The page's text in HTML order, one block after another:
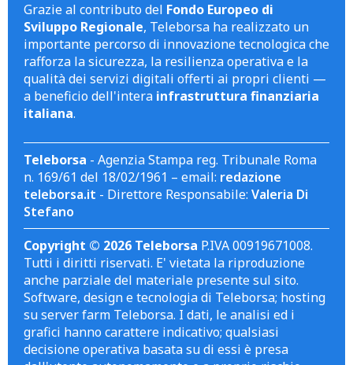
Grazie al contributo del Fondo Europeo di
Sviluppo Regionale, Teleborsa ha realizzato un
importante percorso di innovazione tecnologica che
rafforza la sicurezza, la resilienza operativa e la
qualità dei servizi digitali offerti ai propri clienti —
a beneficio dell'intera infrastruttura finanziaria
italiana.
Teleborsa - Agenzia Stampa reg. Tribunale Roma
n. 169/61 del 18/02/1961 – email: redazione
teleborsa.it - Direttore Responsabile: Valeria Di
Stefano
Copyright © 2026 Teleborsa P.IVA 00919671008.
Tutti i diritti riservati. E' vietata la riproduzione
anche parziale del materiale presente sul sito.
Software, design e tecnologia di Teleborsa; hosting
su server farm Teleborsa. I dati, le analisi ed i
grafici hanno carattere indicativo; qualsiasi
decisione operativa basata su di essi è presa